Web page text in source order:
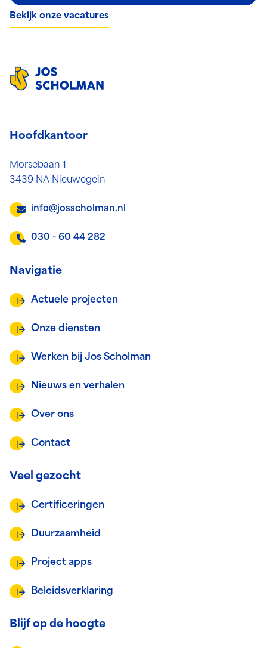
Bekijk onze vacatures
Hoofdkantoor
Morsebaan 1
3439 NA Nieuwegein
info@josscholman.nl
030 - 60 44 282
Navigatie
Actuele projecten
Onze diensten
Werken bij Jos Scholman
Nieuws en verhalen
Over ons
Contact
Veel gezocht
Certificeringen
Duurzaamheid
Project apps
Beleidsverklaring
Blijf op de hoogte